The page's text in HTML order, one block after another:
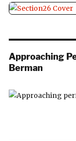
Approaching
Berman